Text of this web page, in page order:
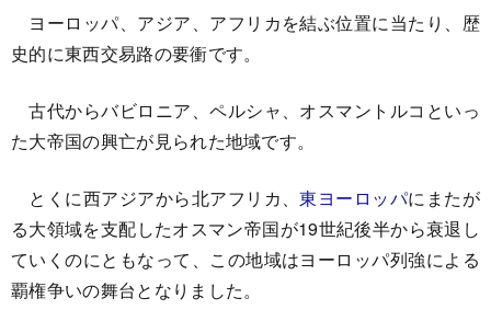
ヨーロッパ、アジア、アフリカを結ぶ位置に当たり、歴
史的に東西交易路の要衝です。
古代からバビロニア、ペルシャ、オスマントルコといっ
た大帝国の興亡が見られた地域です。
とくに西アジアから北アフリカ、東ヨーロッパにまたが
る大領域を支配したオスマン帝国が19世紀後半から衰退し
ていくのにともなって、この地域はヨーロッパ列強による
覇権争いの舞台となりました。